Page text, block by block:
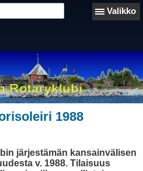
Valikko
1988
järjestämän kansainvälisen
v. 1988. Tilaisuus